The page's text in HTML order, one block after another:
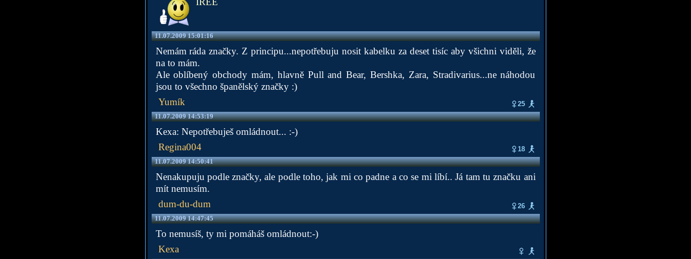
11.07.2009 15:01:16
Nemám ráda značky. Z principu...nepotřebuju nosit kabelku za deset tisíc aby všichni viděli, že
na to mám.
Ale oblíbený obchody mám, hlavně Pull and Bear, Bershka, Zara, Stradivarius...ne náhodou
jsou to všechno španělský značky :)
Yumík
25
11.07.2009 14:53:19
Kexa: Nepotřebuješ omládnout... :-)
Regina004
18
11.07.2009 14:50:41
Nenakupuju podle značky, ale podle toho, jak mi co padne a co se mi líbí.. Já tam tu značku ani
mít nemusím.
dum-du-dum
26
11.07.2009 14:47:45
To nemusíš, ty mi pomáháš omládnout:-)
Kexa